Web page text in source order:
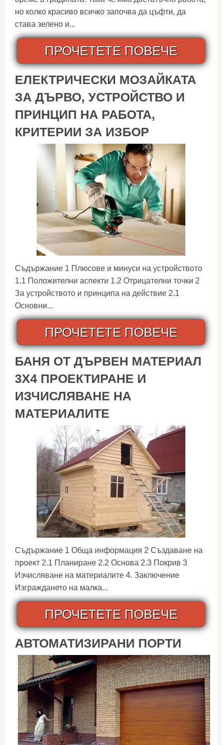
но колко красиво всичко започва да цъфти, да
става зелено и...
ПРОЧЕТЕТЕ ПОВЕЧЕ
ЕЛЕКТРИЧЕСКИ МОЗАЙКАТА
ЗА ДЪРВО, УСТРОЙСТВО И
ПРИНЦИП НА РАБОТА,
КРИТЕРИИ ЗА ИЗБОР
Съдържание 1 Плюсове и минуси на устройството
1.1 Положителни аспекти 1.2 Отрицателни точки 2
За устройството и принципа на действие 2.1
Основни...
ПРОЧЕТЕТЕ ПОВЕЧЕ
БАНЯ ОТ ДЪРВЕН МАТЕРИАЛ
3X4 ПРОЕКТИРАНЕ И
ИЗЧИСЛЯВАНЕ НА
МАТЕРИАЛИТЕ
Съдържание 1 Обща информация 2 Създаване на
проект 2.1 Планиране 2.2 Основа 2.3 Покрив 3
Изчисляване на материалите 4. Заключение
Изграждането на малка...
ПРОЧЕТЕТЕ ПОВЕЧЕ
АВТОМАТИЗИРАНИ ПОРТИ